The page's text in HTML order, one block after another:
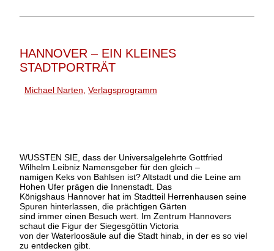
HANNOVER – EIN KLEINES
STADTPORTRÄT
Michael Narten Verlagsprogramm
WUSSTEN SIE, dass der Universalgelehrte Gottfried
Wilhelm Leibniz Namensgeber für den gleich –
namigen Keks von Bahlsen ist? Altstadt und die Leine am
Hohen Ufer prägen die Innenstadt. Das
Königshaus Hannover hat im Stadtteil Herrenhausen seine
Spuren hinterlassen, die prächtigen Gärten
sind immer einen Besuch wert. Im Zentrum Hannovers
schaut die Figur der Siegesgöttin Victoria
von der Waterloosäule auf die Stadt hinab, in der es so viel
zu entdecken gibt.